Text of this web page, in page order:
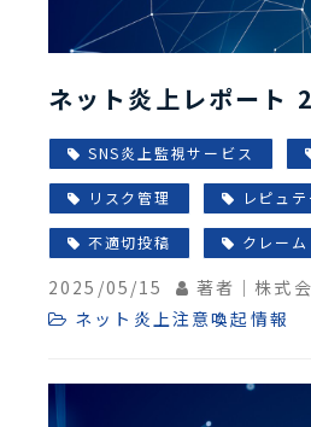
ネット炎上レポート
SNS炎上監視サービス
リスク管理 レピュ
不適切投稿 クレーム
2025/05/15
著者｜株式
ネット炎上注意喚起情報